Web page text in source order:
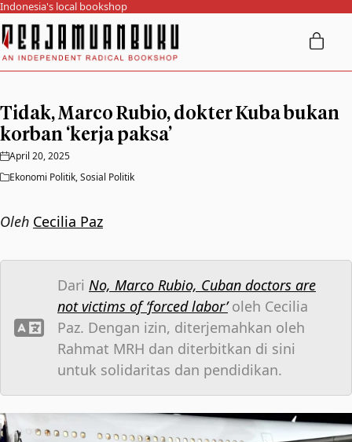
Indonesia's local bookshop
Tidak, Marco Rubio, dokter Kuba bukan
korban ‘kerja paksa’
April 20, 2025
Ekonomi Politik,Sosial Politik
Oleh Cecilia Paz
Dari No, Marco Rubio, Cuban doctors are
not victims of ‘forced labor’oleh Cecilia
Paz. Dengan izin, diterjemahkan oleh
Rahmat MRH dan diterbitkan di sini
untuk solidaritas dan pendidikan.